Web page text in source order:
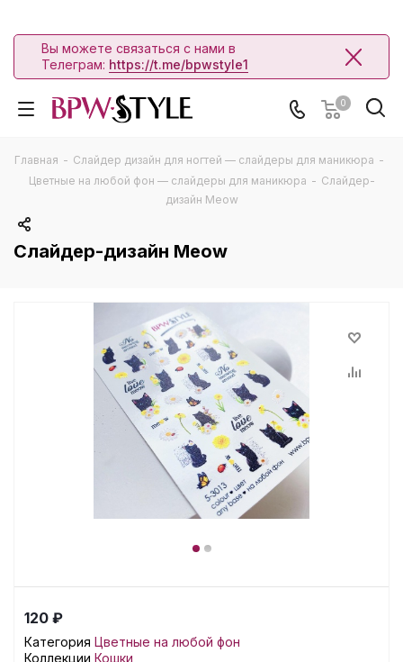
Вы можете связаться с нами в
Телеграм: https://t.me/bpwstyle1
0
Главная - Слайдер дизайн для ногтей — слайдеры для маникюра -
Цветные на любой фон — слайдеры для маникюра - Слайдер-
дизайн Meow
Слайдер-дизайн Meow
120 ₽
Категория Цветные на любой фон
Коллекции Кошки